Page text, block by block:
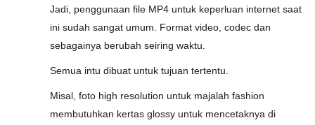
Jadi, penggunaan file MP4 untuk keperluan internet saat
ini sudah sangat umum. Format video, codec dan
sebagainya berubah seiring waktu.
Semua intu dibuat untuk tujuan tertentu.
Misal, foto high resolution untuk majalah fashion
membutuhkan kertas glossy untuk mencetaknya di